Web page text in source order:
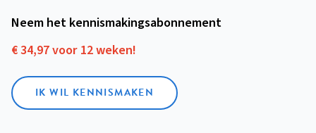
Neem het kennismakings­abonnement
€ 34,97 voor 12 weken!
IK WIL KENNISMAKEN